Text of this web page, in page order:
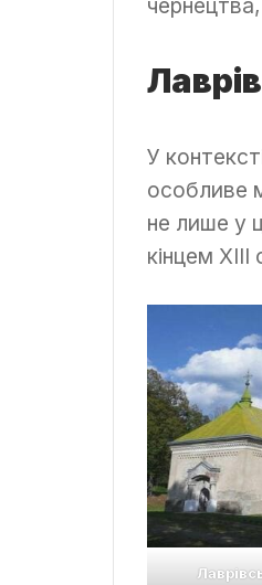
У
особливе
не лише у
кінцем XIII